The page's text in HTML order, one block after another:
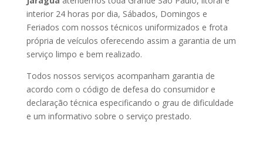
interior 24 horas por dia, Sábados, Domingos e
Feriados com nossos técnicos uniformizados e frota
própria de veículos oferecendo assim a garantia de um
serviço limpo e bem realizado.
Todos nossos serviços acompanham garantia de
acordo com o código de defesa do consumidor e
declaração técnica especificando o grau de dificuldade
e um informativo sobre o serviço prestado.